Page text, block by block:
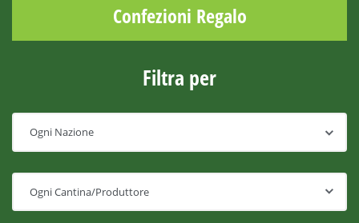
Confezioni Regalo
Filtra per